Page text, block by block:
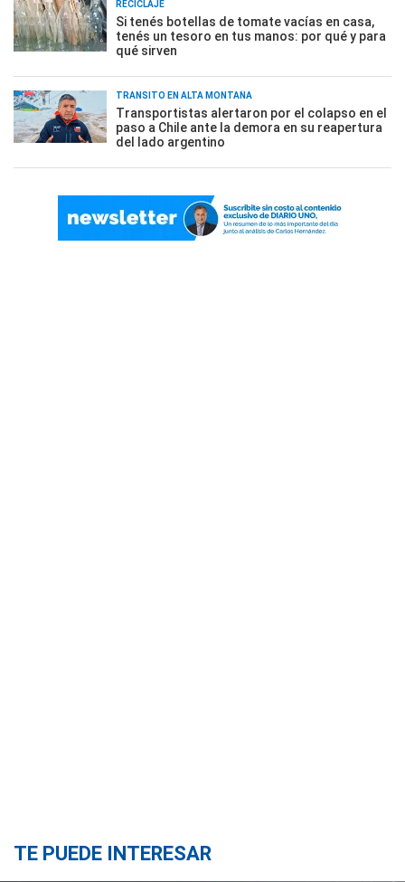
RECICLAJE
Si tenés botellas de tomate vacías en casa,
tenés un tesoro en tus manos: por qué y para
qué sirven
TRÁNSITO EN ALTA MONTAÑA
Transportistas alertaron por el colapso en el
paso a Chile ante la demora en su reapertura
del lado argentino
TE PUEDE INTERESAR